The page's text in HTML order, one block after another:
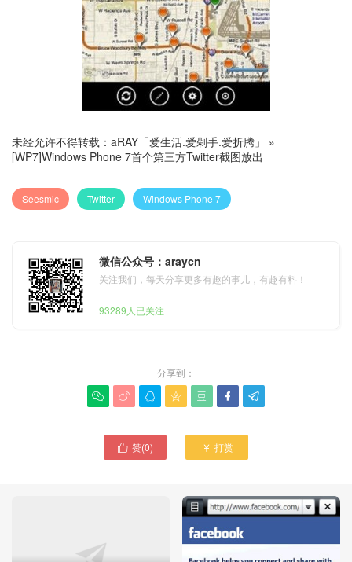
未经允许不得转载： aRAY「爱生活.爱剁手.爱折腾」
»
[WP7]Windows Phone 7首个第三方Twitter截图放出
Seesmic Twitter Windows Phone 7
微信公众号：araycn
关注我们，每天分享更多有趣的事儿，有趣有料！
93289人已关注
分享到：
      
 赞(0)  打赏